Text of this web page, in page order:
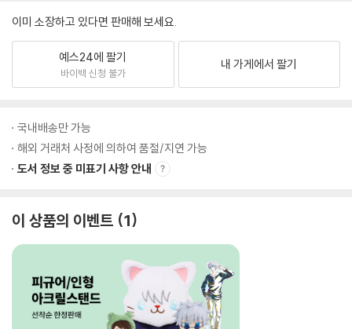
이미 소장하고 있다면 판매해 보세요.
예스24에 팔기
바이백 신청 불가
내 가게에서 팔기
국내배송만 가능
해외 거래처 사정에 의하여 품절/지연 가능
도서 정보 중 미표기 사항 안내
이 상품의 이벤트 1